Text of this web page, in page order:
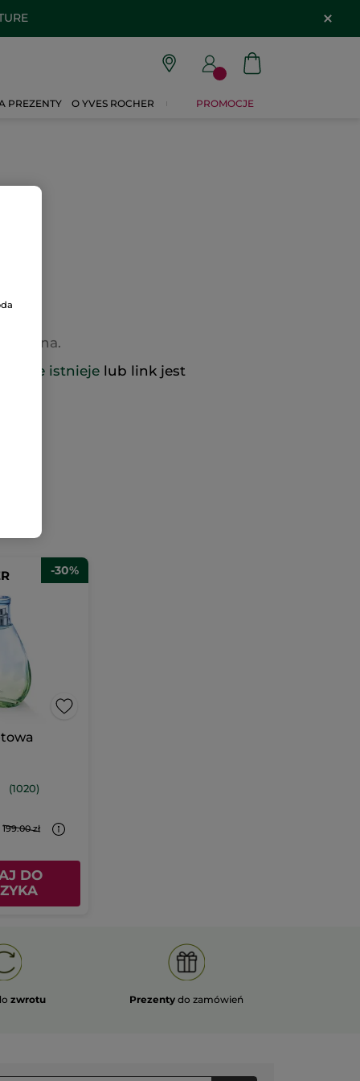
PREZENTY O YVES ROCHER PROMOCJE
nie istniejelub link jest
-30%
(1020)
199.00 zł
DO
zwrotu Prezenty do zamówień